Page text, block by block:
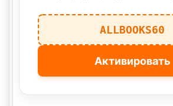
ALLBOOKS60
Активировать